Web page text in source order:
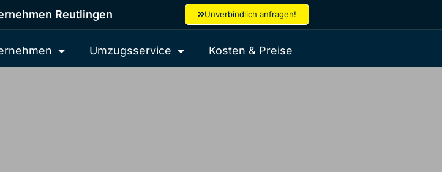
Reutlingen Unverbindlich anfragen!
Umzugsservice Kosten & Preise